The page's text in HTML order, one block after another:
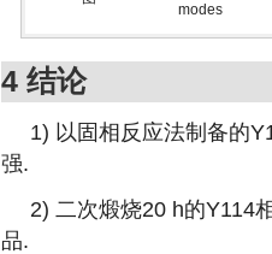
modes
4 结论
1) 以固相反应法制备的
强.
2) 二次煅烧20 h的Y114
品.